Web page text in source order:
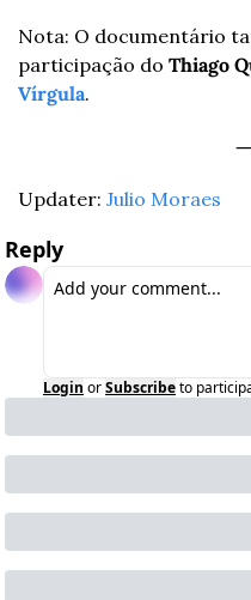
Nota: O documentário
participação do Thiago
Vírgula.
Updater: Julio Moraes
Reply
Login orSubscribeto